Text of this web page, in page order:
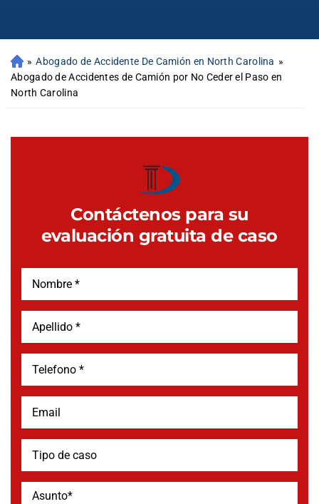
» Abogado de Accidente De Camión en North Carolina »
Abogado de Accidentes de Camión por No Ceder el Paso en
North Carolina
Contáctenos para su
evaluación gratuita de caso